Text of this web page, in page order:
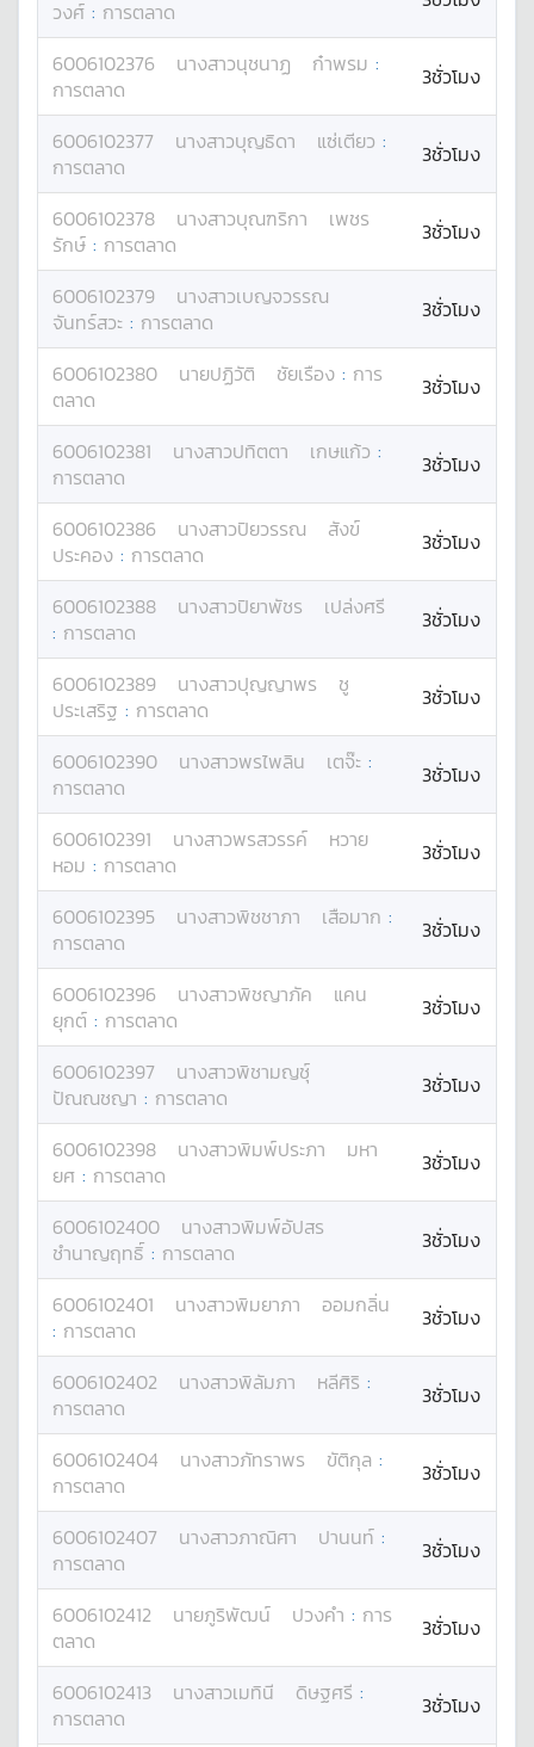
วงศ์ : การตลาด
6006102376 นางสาวนุชนาฏ ก๋าพรม :
การตลาด
3ชั่วโมง
6006102377 นางสาวบุญธิดา แซ่เตียว :
การตลาด
3ชั่วโมง
6006102378 นางสาวบุณฑริกา
เพชร
รักษ์ : การตลาด 3ชั่วโมง
6006102379 นางสาวเบญจวรรณ
จันทร์สวะ : การตลาด 3ชั่วโมง
6006102380 นายปฏิวัติ ชัยเรือง : การ
ตลาด
3ชั่วโมง
6006102381 นางสาวปทิตตา เกษแก้ว :
การตลาด
3ชั่วโมง
6006102386 นางสาวปิยวรรณ
สังข์
ประคอง : การตลาด 3ชั่วโมง
6006102388 นางสาวปิยาพัชร
เปล่งศรี
: การตลาด 3ชั่วโมง
6006102389 นางสาวปุญญาพร
ชู
ประเสริฐ : การตลาด 3ชั่วโมง
6006102390 นางสาวพรไพลิน เตจ๊ะ :
การตลาด
3ชั่วโมง
6006102391 นางสาวพรสวรรค์
หวาย
หอม : การตลาด 3ชั่วโมง
6006102395 นางสาวพิชชาภา เสือมาก :
การตลาด
3ชั่วโมง
6006102396 นางสาวพิชญาภัค
แคน
ยุกต์ : การตลาด 3ชั่วโมง
6006102397 นางสาวพิชามญชุ์
ปัณณชญา : การตลาด 3ชั่วโมง
6006102398 นางสาวพิมพ์ประภา
มหา
ยศ : การตลาด 3ชั่วโมง
6006102400 นางสาวพิมพ์อัปสร
ชำนาญฤทธิ์ : การตลาด 3ชั่วโมง
6006102401 นางสาวพิมยาภา
ออมกลิ่น
: การตลาด 3ชั่วโมง
6006102402 นางสาวพิลัมภา หลีศิริ :
การตลาด
3ชั่วโมง
6006102404 นางสาวภัทราพร ขัติกุล :
การตลาด
3ชั่วโมง
6006102407 นางสาวภาณิศา ปานนท์ :
การตลาด
3ชั่วโมง
6006102412 นายภูริพัฒน์ ปวงคำ : การ
ตลาด
3ชั่วโมง
6006102413 นางสาวเมทินี ดิษฐศรี :
การตลาด
3ชั่วโมง